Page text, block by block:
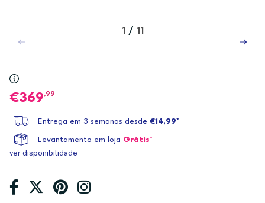
1 / 11
369,99
Entrega em 3 semanas desde €14,99*
Levantamento em loja Grátis*
ver disponibilidade